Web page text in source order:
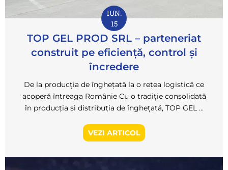
IUN.
15
TOP GEL PROD SRL – parteneriat
construit pe eficiență, control și
încredere
De la producția de înghețată la o rețea logistică ce
acoperă întreaga Românie Cu o tradiție consolidată
în producția și distribuția de înghețată, TOP GEL ...
VEZI ARTICOL